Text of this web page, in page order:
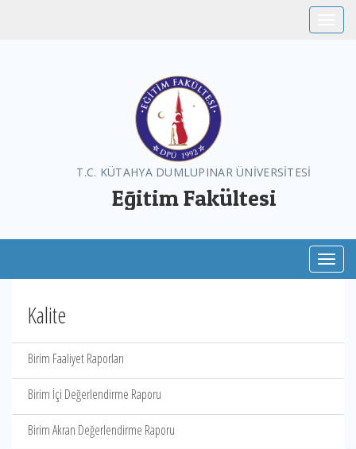
T.C. KÜTAHYA DUMLUPINAR ÜNİVERSİTESİ
Eğitim Fakültesi
Kalite
Birim Faaliyet Raporları
Birim İçi Değerlendirme Raporu
Birim Akran Değerlendirme Raporu